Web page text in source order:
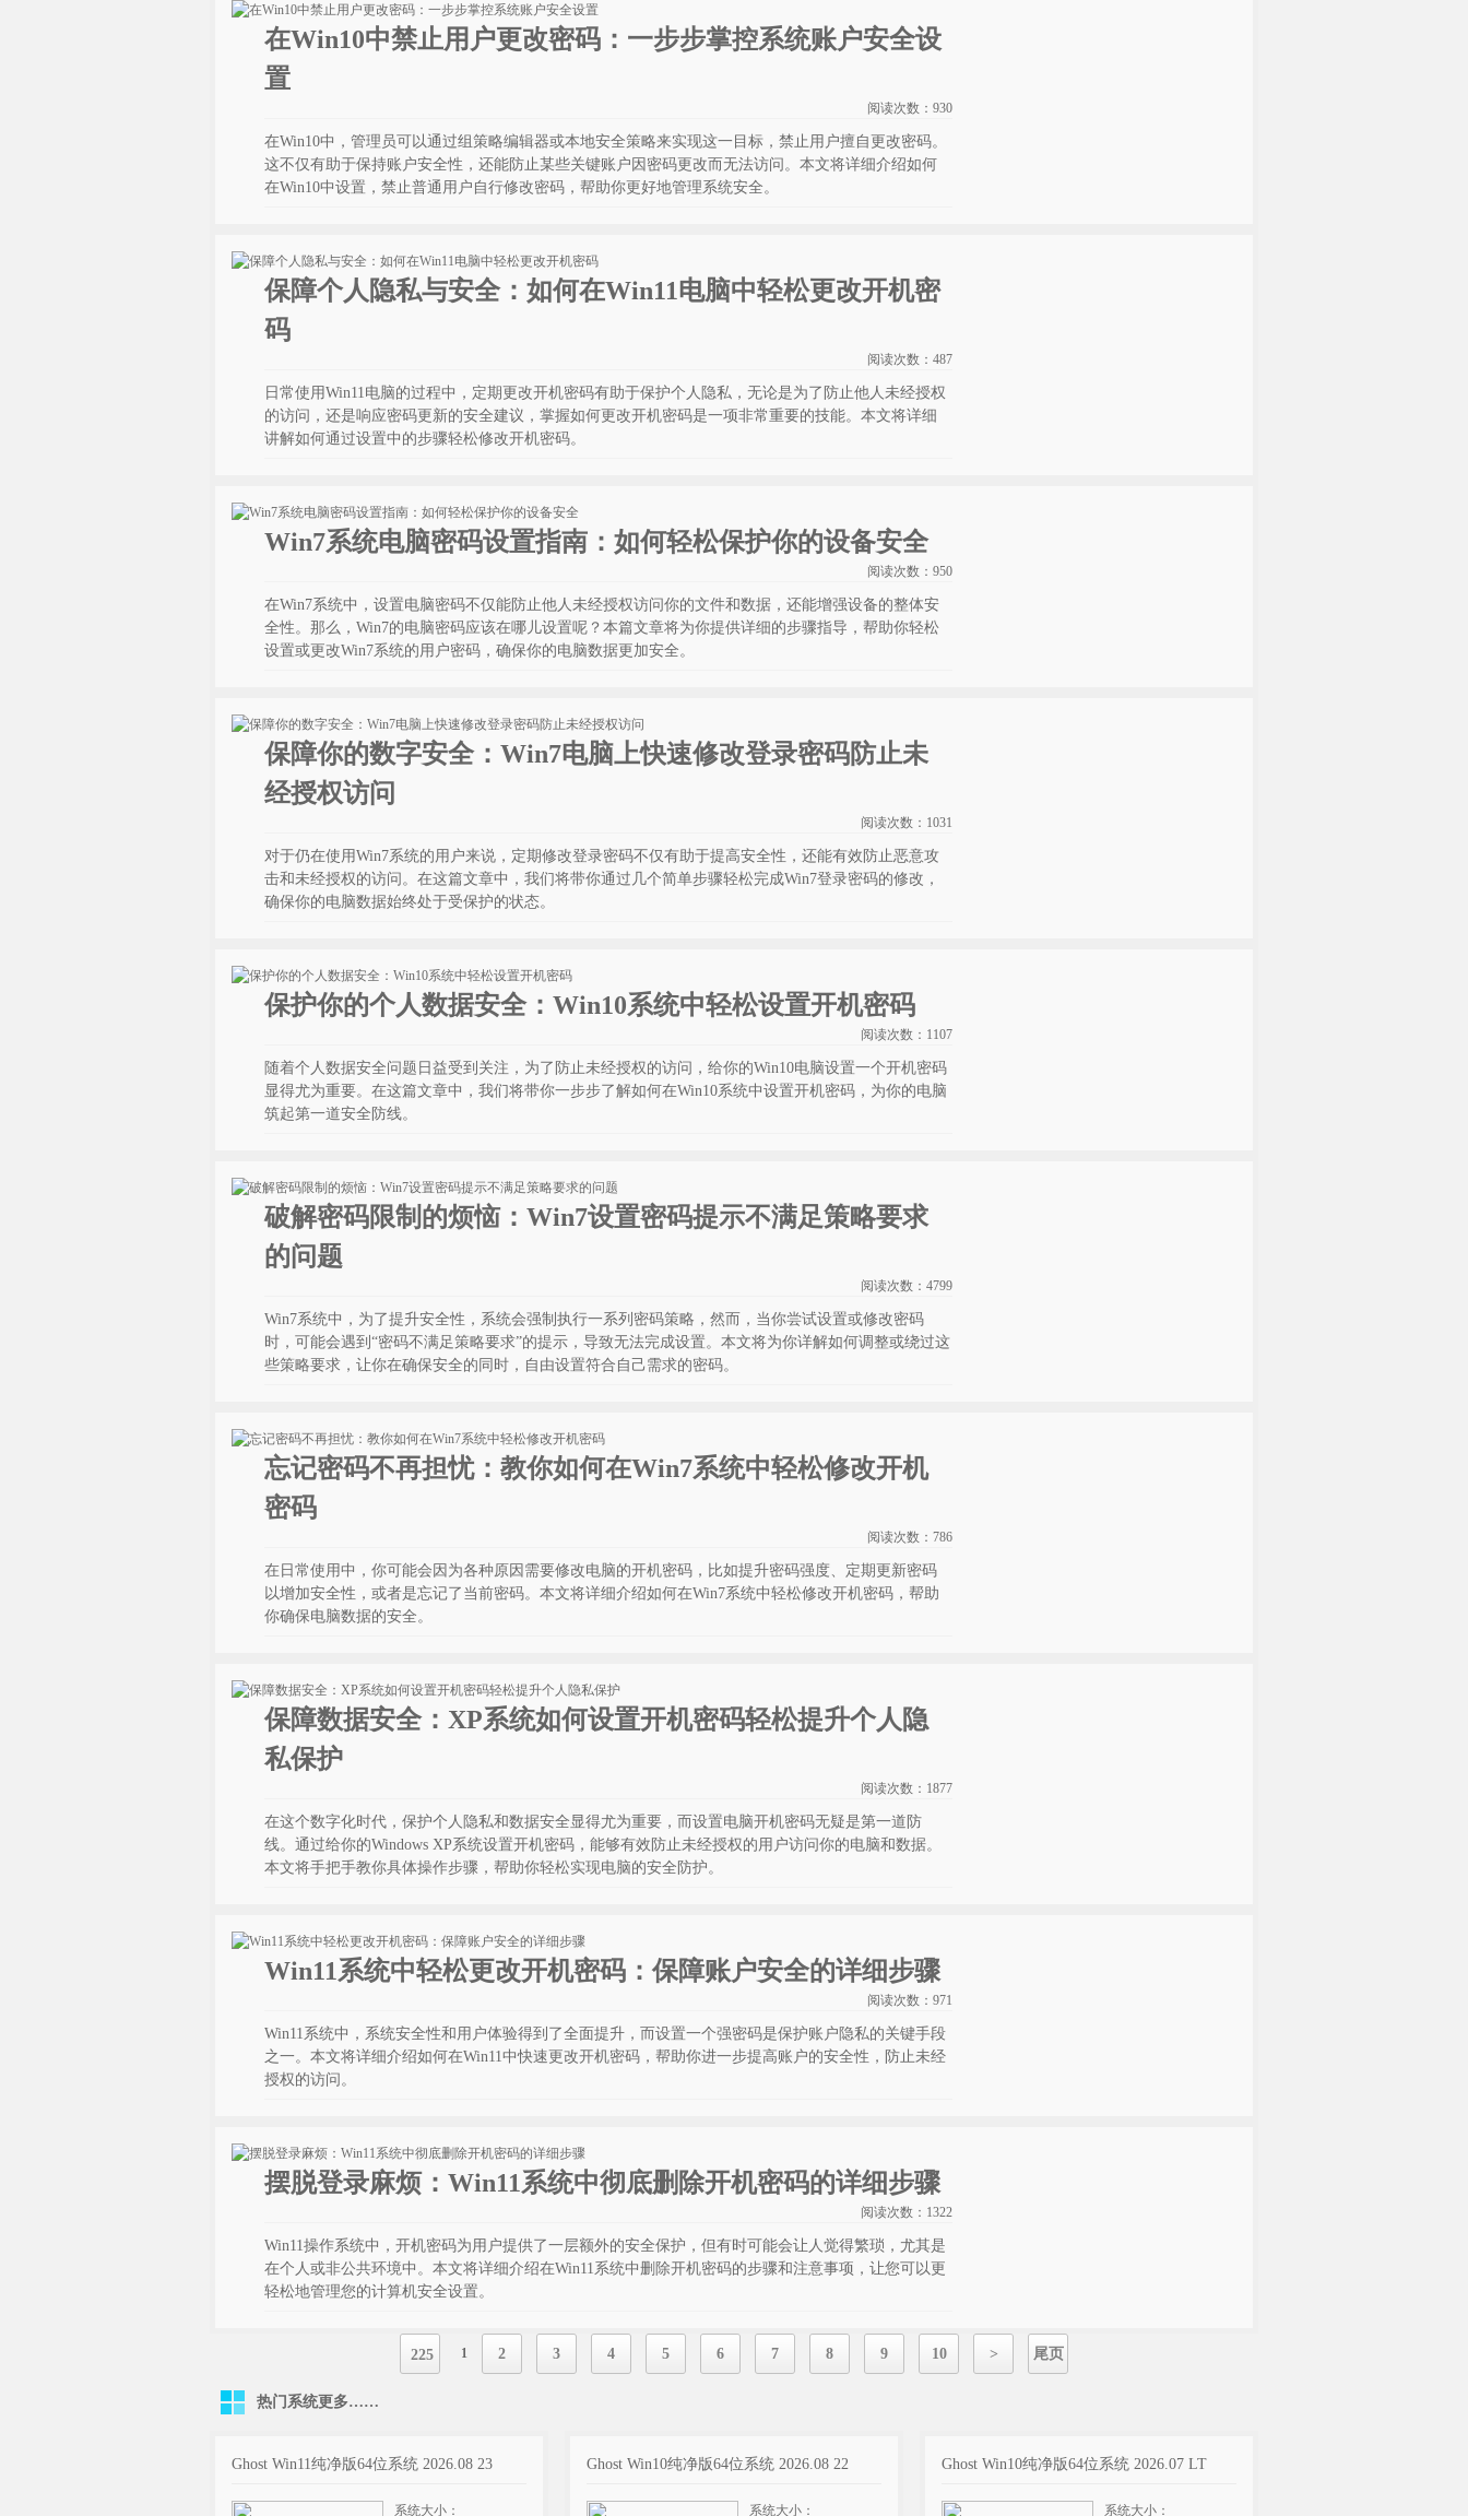
在Win10中禁止用户更改密码：一步步掌控系统账户安全设
置
阅读次数： 930
在Win10中，管理员可以通过组策略编辑器或本地安全策略来实现这一目标，禁止用户擅自更改密码。
这不仅有助于保持账户安全性，还能防止某些关键账户因密码更改而无法访问。本文将详细介绍如何
在Win10中设置，禁止普通用户自行修改密码，帮助你更好地管理系统安全。
保障个人隐私与安全：如何在Win11电脑中轻松更改开机密
码
阅读次数： 487
日常使用Win11电脑的过程中，定期更改开机密码有助于保护个人隐私，无论是为了防止他人未经授权
的访问，还是响应密码更新的安全建议，掌握如何更改开机密码是一项非常重要的技能。本文将详细
讲解如何通过设置中的步骤轻松修改开机密码。
Win7系统电脑密码设置指南：如何轻松保护你的设备安全
阅读次数： 950
在Win7系统中，设置电脑密码不仅能防止他人未经授权访问你的文件和数据，还能增强设备的整体安
全性。那么，Win7的电脑密码应该在哪儿设置呢？本篇文章将为你提供详细的步骤指导，帮助你轻松
设置或更改Win7系统的用户密码，确保你的电脑数据更加安全。
保障你的数字安全：Win7电脑上快速修改登录密码防止未
经授权访问
阅读次数： 1031
对于仍在使用Win7系统的用户来说，定期修改登录密码不仅有助于提高安全性，还能有效防止恶意攻
击和未经授权的访问。在这篇文章中，我们将带你通过几个简单步骤轻松完成Win7登录密码的修改，
确保你的电脑数据始终处于受保护的状态。
保护你的个人数据安全：Win10系统中轻松设置开机密码
阅读次数： 1107
随着个人数据安全问题日益受到关注，为了防止未经授权的访问，给你的Win10电脑设置一个开机密码
显得尤为重要。在这篇文章中，我们将带你一步步了解如何在Win10系统中设置开机密码，为你的电脑
筑起第一道安全防线。
破解密码限制的烦恼：Win7设置密码提示不满足策略要求
的问题
阅读次数： 4799
Win7系统中，为了提升安全性，系统会强制执行一系列密码策略，然而，当你尝试设置或修改密码
时，可能会遇到“密码不满足策略要求”的提示，导致无法完成设置。本文将为你详解如何调整或绕过这
些策略要求，让你在确保安全的同时，自由设置符合自己需求的密码。
忘记密码不再担忧：教你如何在Win7系统中轻松修改开机
密码
阅读次数： 786
在日常使用中，你可能会因为各种原因需要修改电脑的开机密码，比如提升密码强度、定期更新密码
以增加安全性，或者是忘记了当前密码。本文将详细介绍如何在Win7系统中轻松修改开机密码，帮助
你确保电脑数据的安全。
保障数据安全：XP系统如何设置开机密码轻松提升个人隐
私保护
阅读次数： 1877
在这个数字化时代，保护个人隐私和数据安全显得尤为重要，而设置电脑开机密码无疑是第一道防
线。通过给你的Windows XP系统设置开机密码，能够有效防止未经授权的用户访问你的电脑和数据。
本文将手把手教你具体操作步骤，帮助你轻松实现电脑的安全防护。
Win11系统中轻松更改开机密码：保障账户安全的详细步骤
阅读次数： 971
Win11系统中，系统安全性和用户体验得到了全面提升，而设置一个强密码是保护账户隐私的关键手段
之一。本文将详细介绍如何在Win11中快速更改开机密码，帮助你进一步提高账户的安全性，防止未经
授权的访问。
摆脱登录麻烦：Win11系统中彻底删除开机密码的详细步骤
阅读次数： 1322
Win11操作系统中，开机密码为用户提供了一层额外的安全保护，但有时可能会让人觉得繁琐，尤其是
在个人或非公共环境中。本文将详细介绍在Win11系统中删除开机密码的步骤和注意事项，让您可以更
轻松地管理您的计算机安全设置。
225 1 2 3 4 5 6 7 8 9 10 > 尾页
热门系统更多……
Ghost Win11纯净版64位系统 2026.08 23
系统大小：
Ghost Win10纯净版64位系统 2026.08 22
系统大小：
Ghost Win10纯净版64位系统 2026.07 LT
系统大小：